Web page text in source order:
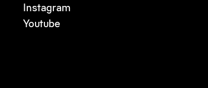
Instagram
Youtube